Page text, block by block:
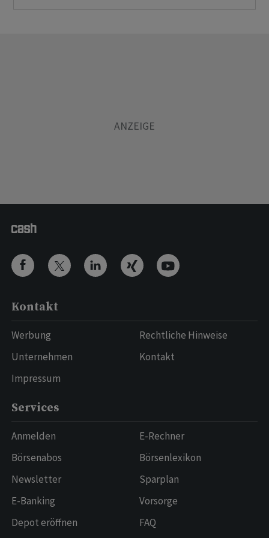
Kontakt
Werbung
Unternehmen
Impressum
Rechtliche Hinweise
Kontakt
Services
Anmelden
Börsenabos
Newsletter
E-Banking
Depot eröffnen
E-Rechner
Börsenlexikon
Sparplan
Vorsorge
FAQ